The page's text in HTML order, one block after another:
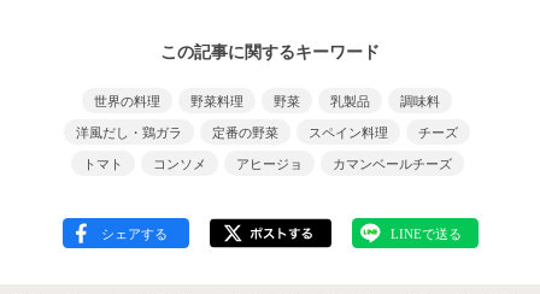
この記事に関するキーワード
世界の料理 野菜料理 野菜 乳製品
調味料
洋風だし・鶏ガラ
定番の野菜 スペイン料理
チーズ
トマト
コンソメ アヒージョ カマンベールチーズ